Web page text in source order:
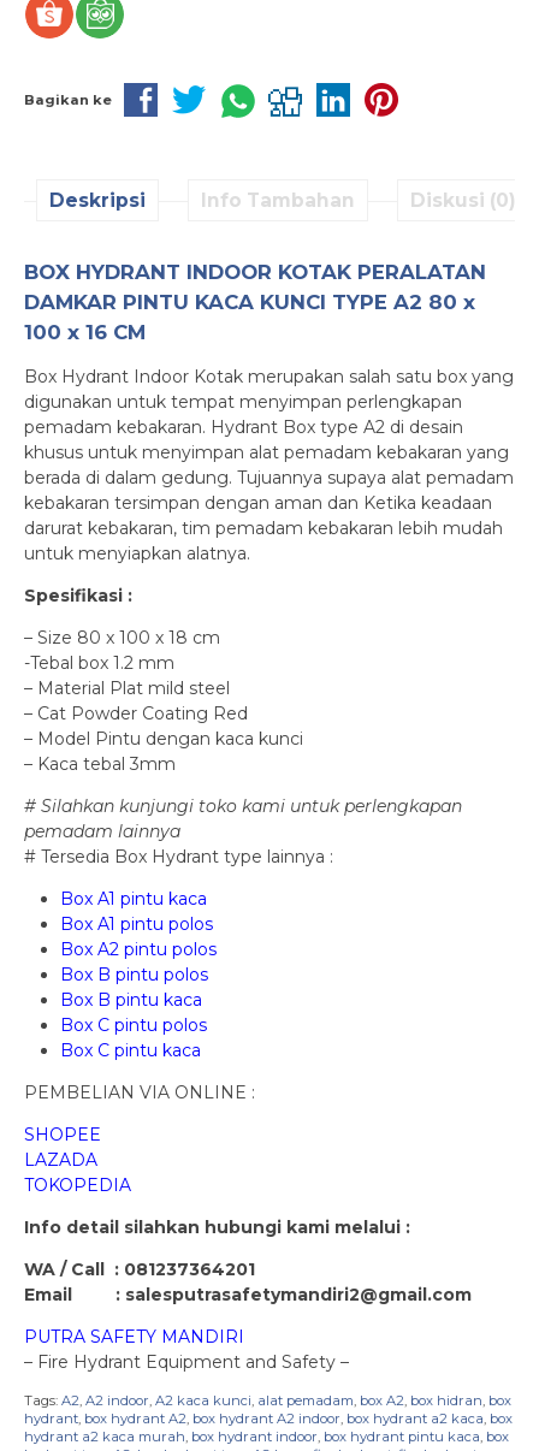
Bagikan ke
Deskripsi Info Tambahan Diskusi (0)
BOX HYDRANT INDOOR KOTAK PERALATAN
DAMKAR PINTU KACA KUNCI TYPE A2 80 x
100 x 16 CM
Box Hydrant Indoor Kotak merupakan salah satu box yang
digunakan untuk tempat menyimpan perlengkapan
pemadam kebakaran. Hydrant Box type A2 di desain
khusus untuk menyimpan alat pemadam kebakaran yang
berada di dalam gedung. Tujuannya supaya alat pemadam
kebakaran tersimpan dengan aman dan Ketika keadaan
darurat kebakaran, tim pemadam kebakaran lebih mudah
untuk menyiapkan alatnya.
Spesifikasi :
– Size 80 x 100 x 18 cm
-Tebal box 1.2 mm
– Material Plat mild steel
– Cat Powder Coating Red
– Model Pintu dengan kaca kunci
– Kaca tebal 3mm
# Silahkan kunjungi toko kami untuk perlengkapan
pemadam lainnya
# Tersedia Box Hydrant type lainnya :
Box A1 pintu kaca
Box A1 pintu polos
Box A2 pintu polos
Box B pintu polos
Box B pintu kaca
Box C pintu polos
Box C pintu kaca
PEMBELIAN VIA ONLINE :
SHOPEE
LAZADA
TOKOPEDIA
Info detail silahkan hubungi kami melalui :
WA / Call : 081237364201
Email : salesputrasafetymandiri2@gmail.com
PUTRA SAFETY MANDIRI
– Fire Hydrant Equipment and Safety –
Tags: A2 A2 indoor A2 kaca kunci alat pemadam box A2 box hidran box
hydrant box hydrant A2 box hydrant A2 indoor box hydrant a2 kaca box
hydrant a2 kaca murah box hydrant indoor box hydrant pintu kaca box